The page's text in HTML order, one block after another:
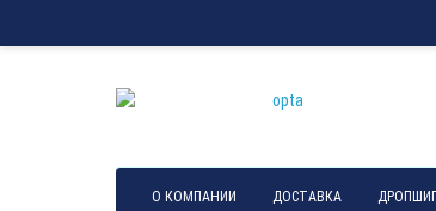
О КОМПАНИИ ДОСТАВКА